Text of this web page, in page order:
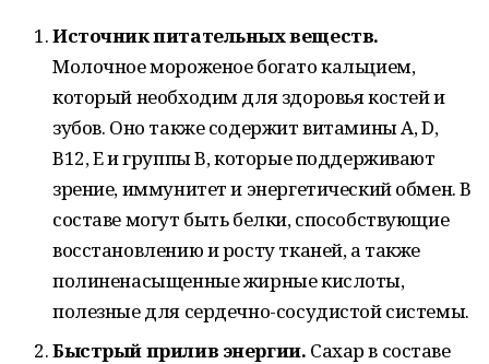
Источник питательных веществ.
Молочное мороженое богато кальцием,
который необходим для здоровья костей и
зубов. Оно также содержит витамины A, D,
B12, E и группы B, которые поддерживают
зрение, иммунитет и энергетический обмен. В
составе могут быть белки, способствующие
восстановлению и росту тканей, а также
полиненасыщенные жирные кислоты,
полезные для сердечно-сосудистой системы.
Быстрый прилив энергии. Сахар в составе